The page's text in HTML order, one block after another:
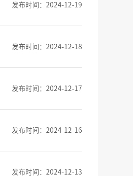
发布时间：2024-12-19
发布时间：2024-12-18
发布时间：2024-12-17
发布时间：2024-12-16
发布时间：2024-12-13